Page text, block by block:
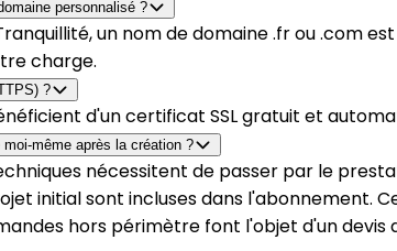
personnalisé ?
un nom de domaine .fr ou .com
charge.
?
d'un certificat SSL gratuit et
même après la création ?
nécessitent de passer par le
initial sont incluses dans l'abonnement.
hors périmètre font l'objet d'un devis